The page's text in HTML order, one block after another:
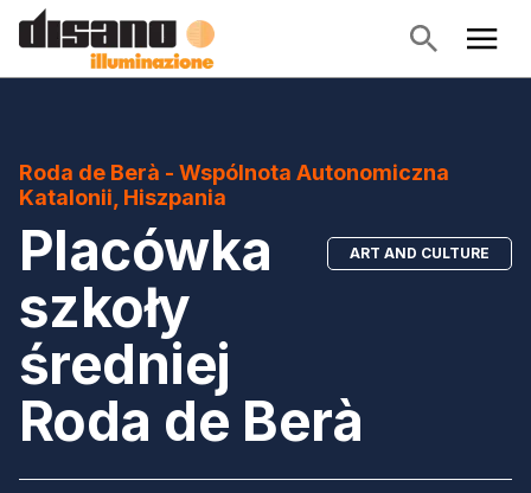
Roda de Berà - Wspólnota Autonomiczna
Katalonii, Hiszpania
Placówka
szkoły
średniej
Roda de Berà
ART AND CULTURE